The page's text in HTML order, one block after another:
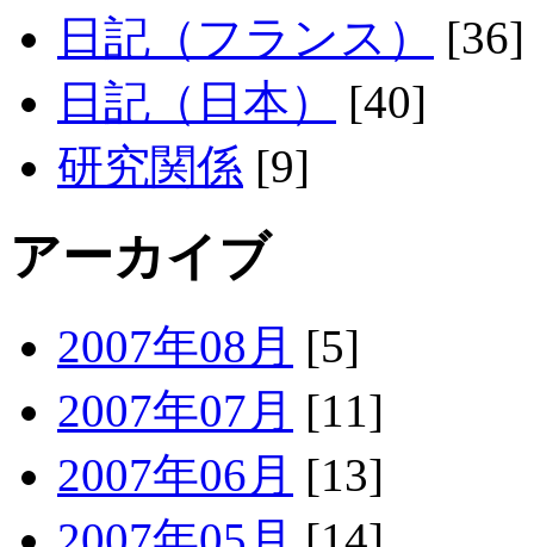
日記（フランス）
[36]
日記（日本）
[40]
研究関係 [9]
アーカイブ
2007年08月 [5]
2007年07月 [11]
2007年06月 [13]